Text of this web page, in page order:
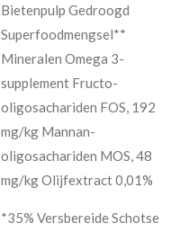
Bietenpulp Gedroogd
Superfoodmengsel**
Mineralen Omega 3-
supplement Fructo-
oligosachariden FOS, 192
mg/kg Mannan-
oligosachariden MOS, 48
mg/kg Olijfextract 0,01%
*35% Versbereide Schotse